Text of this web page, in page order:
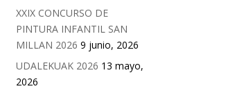
XXIX CONCURSO DE
PINTURA INFANTIL SAN
MILLAN 2026 9 junio, 2026
UDALEKUAK 2026 13 mayo,
2026